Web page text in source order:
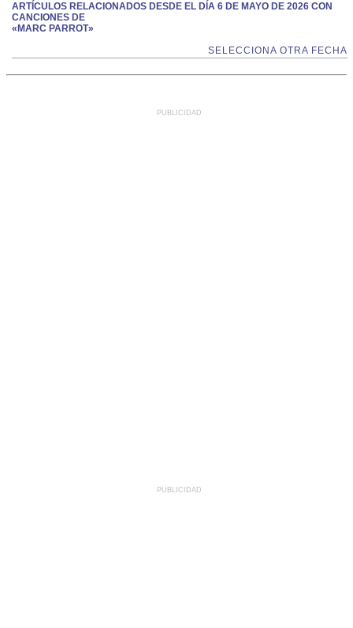
ARTÍCULOS RELACIONADOS DESDE EL DÍA 6 DE MAYO DE 2026 CON
CANCIONES DE
«MARC PARROT»
SELECCIONA OTRA FECHA
PUBLICIDAD
PUBLICIDAD